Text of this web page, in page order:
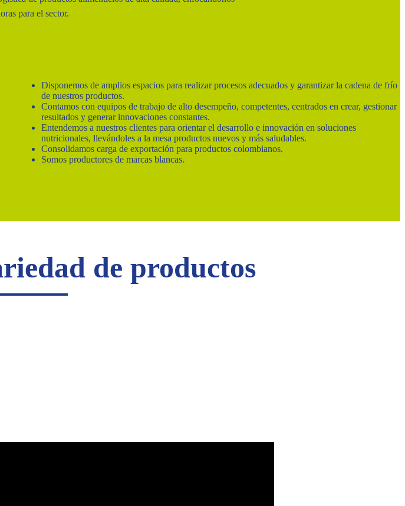
para el sector.
Disponemos de amplios espacios para realizar procesos adecuados y garantizar la cadena de frío
de nuestros productos.
Contamos con equipos de trabajo de alto desempeño, competentes, centrados en crear, gestionar
resultados y generar innovaciones constantes.
Entendemos a nuestros clientes para orientar el desarrollo e innovación en soluciones
nutricionales, llevándoles a la mesa productos nuevos y más saludables.
Consolidamos carga de exportación para productos colombianos.
Somos productores de marcas blancas.
de productos